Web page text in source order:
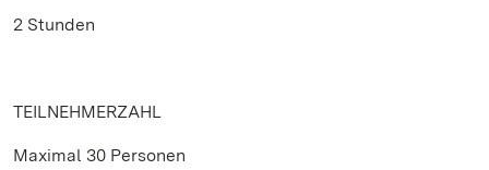
2 Stunden
TEILNEHMERZAHL
Maximal 30 Personen